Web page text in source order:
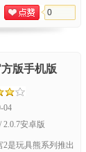
0
版手机版
04
2.0.7安卓版
是玩具熊系列推出